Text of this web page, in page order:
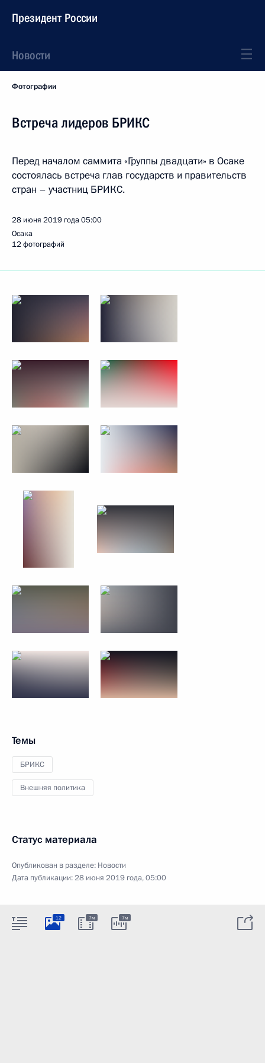
Президент России
Новости
Фотографии
Встреча лидеров БРИКС
Перед началом саммита «Группы двадцати» в Осаке
состоялась встреча глав государств и правительств
стран – участниц БРИКС.
28 июня 2019 года05:00
Осака
12 фотографий
Темы
БРИКС
Внешняя политика
Статус материала
Опубликован в разделе: Новости
Дата публикации:28 июня 2019 года, 05:00
12 7м 7м